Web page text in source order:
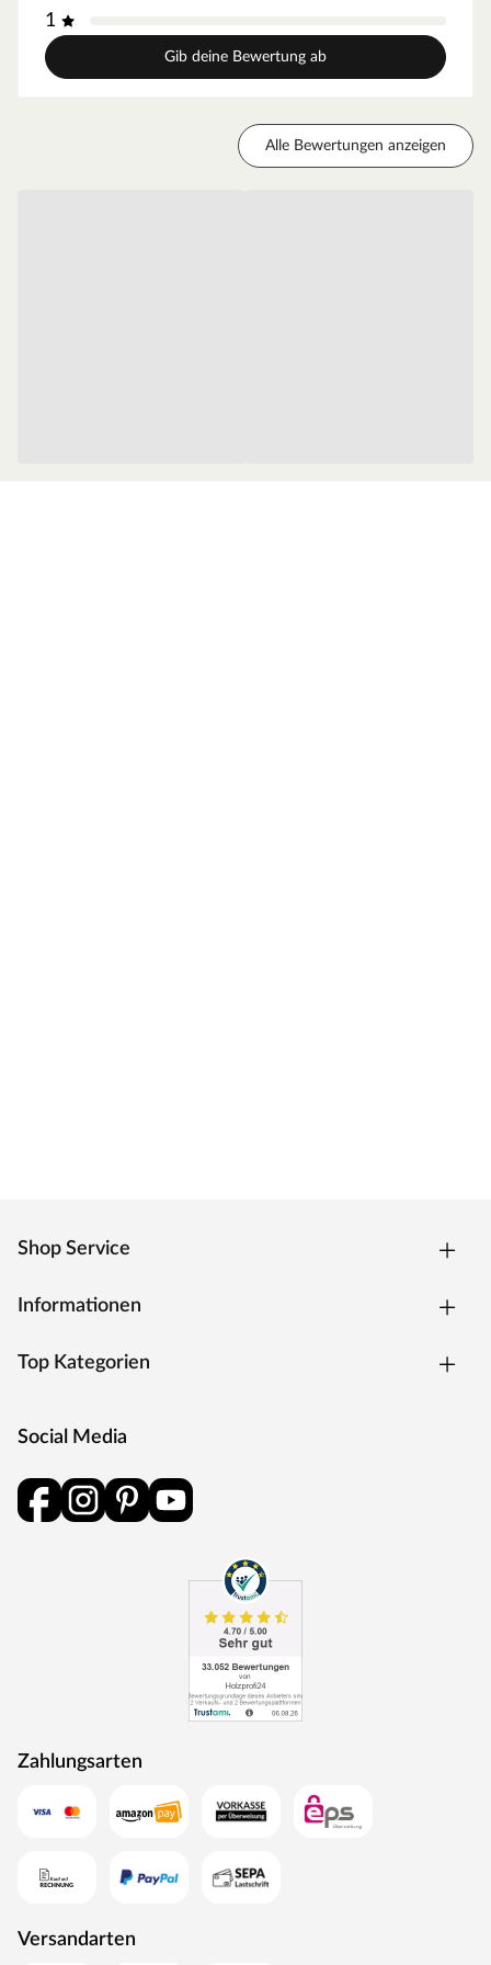
Produkt überzeugt durch hochwertige Materialien, lange
Lebensdauer und praktische Einsatzmöglichkeiten. Als
Marke im mittleren Preissegment steht Timeless Living
1
Gib deine Bewertung ab
Alle Bewertungen anzeigen
Shop Service
Informationen
Top Kategorien
Social Media
Zahlungsarten
Versandarten